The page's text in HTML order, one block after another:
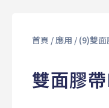
首頁 / 應用 / (9)雙面
雙面膠